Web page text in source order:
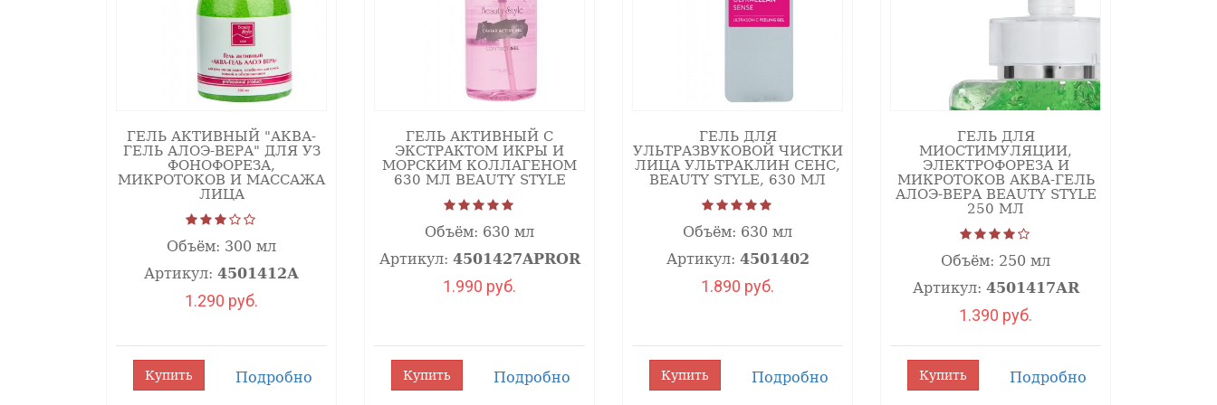
ГЕЛЬ АКТИВНЫЙ "АКВА-
ГЕЛЬ АЛОЭ-ВЕРА" ДЛЯ УЗ
ФОНОФОРЕЗА,
МИКРОТОКОВ И МАССАЖА
ЛИЦА
Объём: 300 мл
Артикул: 4501412А
1.290 руб.
Купить Подробно
ГЕЛЬ АКТИВНЫЙ С
ЭКСТРАКТОМ ИКРЫ И
МОРСКИМ КОЛЛАГЕНОМ
630 МЛ BEAUTY STYLE
Объём: 630 мл
Артикул: 4501427APROR
1.990 руб.
Купить Подробно
ГЕЛЬ ДЛЯ
УЛЬТРАЗВУКОВОЙ ЧИСТКИ
ЛИЦА УЛЬТРАКЛИН СЕНС,
BEAUTY STYLE, 630 МЛ
Объём: 630 мл
Артикул: 4501402
1.890 руб.
Купить Подробно
ГЕЛЬ ДЛЯ
МИОСТИМУЛЯЦИИ,
ЭЛЕКТРОФОРЕЗА И
МИКРОТОКОВ АКВА-ГЕЛЬ
АЛОЭ-ВЕРА BEAUTY STYLE
250 МЛ
Объём: 250 мл
Артикул: 4501417АR
1.390 руб.
Купить Подробно